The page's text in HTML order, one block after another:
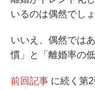
いるのは偶然でし
いいえ、偶然では
慣」と「離婚率の
前回記事に続く第2